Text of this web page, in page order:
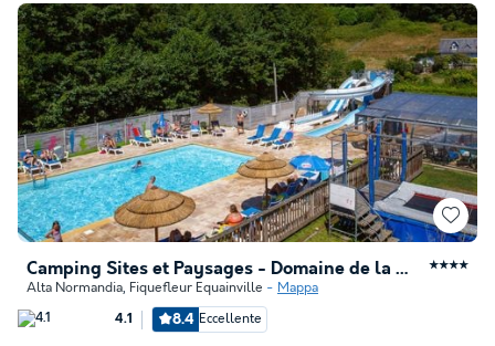
Camping Sites et Paysages - Domaine de la Catinière ★★★★
Alta Normandia, Fiquefleur Equainville Mappa
4.1 8.4 Eccellente